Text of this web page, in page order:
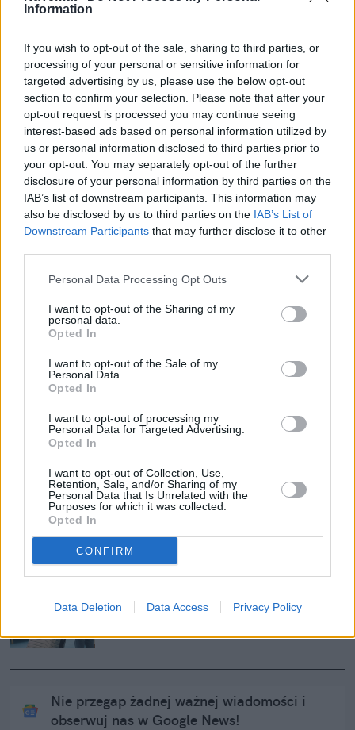
Information
If you wish to opt-out of the sale, sharing to third parties, or
processing of your personal or sensitive information for
targeted advertising by us, please use the below opt-out
section to confirm your selection. Please note that after your
opt-out request is processed you may continue seeing
interest-based ads based on personal information utilized by
us or personal information disclosed to third parties prior to
your opt-out. You may separately opt-out of the further
disclosure of your personal information by third parties on the
IAB’s list of downstream participants. This information may
also be disclosed by us to third parties on the IAB’s List of
Downstream Participants that may further disclose it to other
Personal Data Processing Opt Outs
I want to opt-out of the Sharing of my
personal data.
Opted In
I want to opt-out of the Sale of my
Personal Data.
Opted In
I want to opt-out of processing my
Personal Data for Targeted Advertising.
Opted In
I want to opt-out of Collection, Use,
Retention, Sale, and/or Sharing of my
Personal Data that Is Unrelated with the
Purposes for which it was collected.
Opted In
CONFIRM
Data Deletion Data Access Privacy Policy
Malta-Polska w ramach eliminacji do mistrzostw
wielu kibiców i turystów będzie chciało zobaczyć
reprezentację Polski na żywo podczas urlopu.
Trybuny stadionu Ta' Qali Stadium w centralnej
części kraju z pewnością będą pełne biało-
czerwonych fanów.
Zobacz także
Polacy mają nowy sposób
podróżowania. Jest motywacją, ale i
zagrożeniem
Polacy wybierają zaskakujący kierunek
Egipt ma mocną konkurencję. Nowy
wcześniej zjedli uliczne jedzenie
Właśnie utrudnili im życie do granic
możliwości
Wkurza cię doba hotelowa do 10 rano?
Ten reżim rządzi światem
Nie przegap żadnej ważnej wiadomości i
obserwuj nas w Google News!